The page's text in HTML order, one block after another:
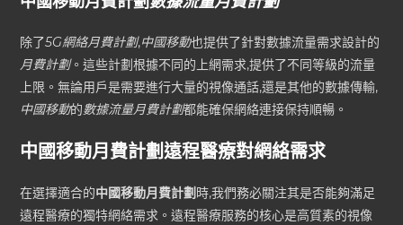
除了5G網絡月費計劃,中國移動也提供了針對數據流量需求設計的
月費計劃。這些計劃根據不同的上網需求,提供了不同等級的流量
上限。無論用戶是需要進行大量的視像通話,還是其他的數據傳輸,
中國移動的數據流量月費計劃都能確保網絡連接保持順暢。
中國移動月費計劃遠程醫療對網絡需求
在選擇適合的中國移動月費計劃 時,我們務必關注其是否能夠滿足
遠程醫療的獨特網絡需求。遠程醫療服務的核心是高質素的視像